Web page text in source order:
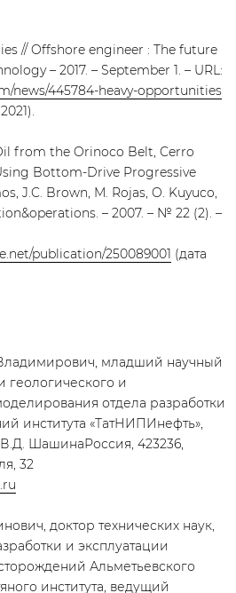
// Offshore engineer : The future
– 2017. – September 1. – URL:
news/445784-heavy-opportunities
from the Orinoco Belt, Cerro
Bottom-Drive Progressive
J.C. Brown, M. Rojas, O. Kuyuco,
– 2007. – № 22 (2). –
publication/250089001 (дата
младший научный
геологического и
отдела разработки
института «ТатНИПИнефть»,
ШашинаРоссия, 423236,
32
доктор технических наук,
и эксплуатации
Альметьевского
института, ведущий